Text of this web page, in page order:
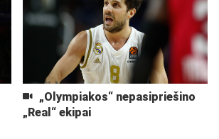
„Olympiakos“ nepasipriešino
„Real“ ekipai